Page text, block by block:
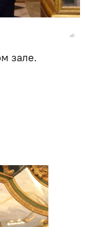
зале.